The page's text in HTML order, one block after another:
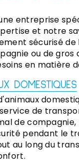
une entreprise
et notre
sécurisé
ou de
en matière
DOMESTIQUES
service de
de
pendant le
au long du